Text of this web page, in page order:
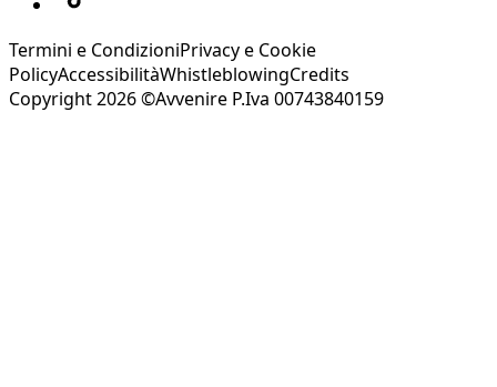
Termini e CondizioniPrivacy e Cookie
PolicyAccessibilitàWhistleblowingCredits
Copyright 2026 ©Avvenire P.Iva 00743840159